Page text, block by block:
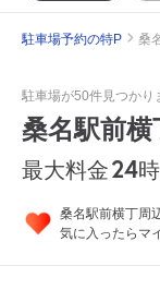
駐車場予約の特P 桑
駐車場が50件見つかり
桑名駅前横
最大料金24
桑名駅前横丁周
気に入ったらマ